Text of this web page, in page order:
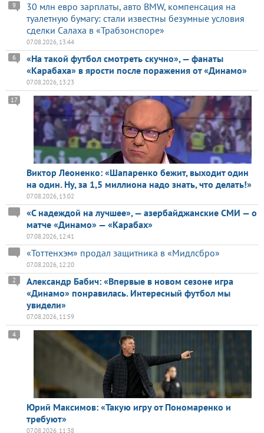
30 млн евро зарплаты, авто BMW, компенсация на
туалетную бумагу: стали известны безумные условия
сделки Салаха в «Трабзонспоре»
9
07.08.2026, 13:44
«На такой футбол смотреть скучно», — фанаты
«Карабаха» в ярости после поражения от «Динамо»
6
07.08.2026, 13:23
Виктор Леоненко: «Шапаренко бежит, выходит один
на один. Ну, за 1,5 миллиона надо знать, что делать!»
17
07.08.2026, 13:02
«С надеждой на лучшее», — азербайджанские СМИ — о
матче «Динамо» — «Карабах»
07.08.2026, 12:41
«Тоттенхэм» продал защитника в «Мидлсбро»
07.08.2026, 12:20
Александр Бабич: «Впервые в новом сезоне игра
«Динамо» понравилась. Интересный футбол мы
увидели»
2
07.08.2026, 11:59
Юрий Максимов: «Такую игру от Пономаренко и
требуют»
4
07.08.2026, 11:38